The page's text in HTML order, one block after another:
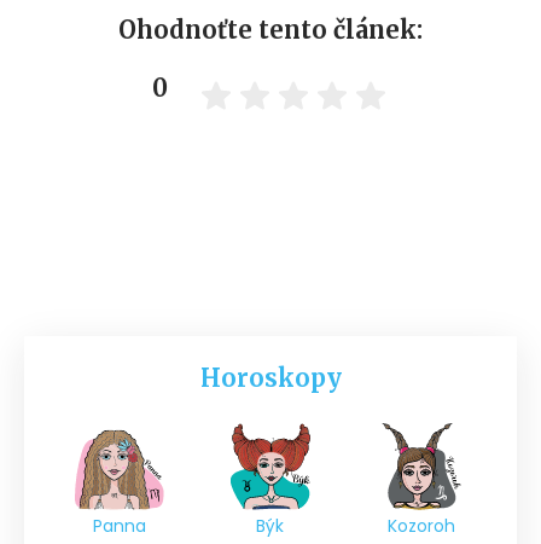
Ohodnoťte tento článek:
0
Horoskopy
Panna Býk Kozoroh